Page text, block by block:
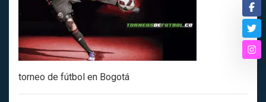
torneo de fútbol en Bogotá